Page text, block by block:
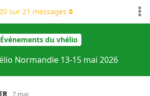
Événements du vhélio
Normandie 13-15 mai 2026
sur 21 messages
7 mai